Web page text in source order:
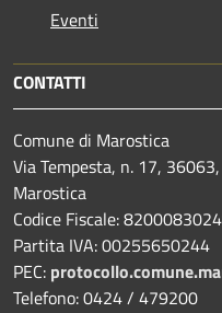
Eventi
CONTATTI
Comune di Marostica
Via Tempesta, n. 17,
Marostica
Codice Fiscale:
Partita IVA: 00255650244
PEC:
Telefono: 0424 / 479200